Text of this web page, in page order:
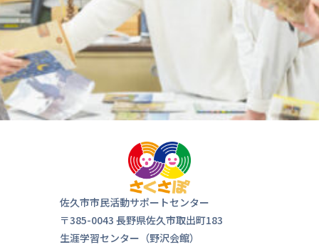
佐久市市民活動サポートセンター
〒385-0043 長野県佐久市取出町183
生涯学習センター（野沢会館）